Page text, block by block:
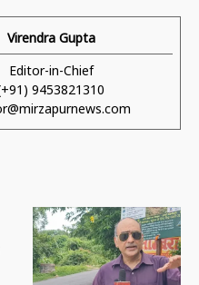
Virendra Gupta
Editor-in-Chief
9453821310